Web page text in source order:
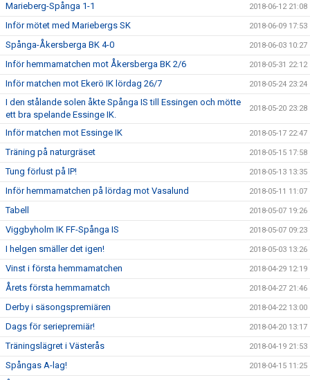
Marieberg-Spånga 1-1 2018-06-12 21:08
Inför mötet med Mariebergs SK 2018-06-09 17:53
Spånga-Åkersberga BK 4-0 2018-06-03 10:27
Inför hemmamatchen mot Åkersberga BK 2/6 2018-05-31 22:12
Inför matchen mot Ekerö IK lördag 26/7 2018-05-24 23:24
I den stålande solen åkte Spånga IS till Essingen och mötte
ett bra spelande Essinge IK.
2018-05-20 23:28
Inför matchen mot Essinge IK 2018-05-17 22:47
Träning på naturgräset 2018-05-15 17:58
Tung förlust på IP! 2018-05-13 13:35
Inför hemmamatchen på lördag mot Vasalund 2018-05-11 11:07
Tabell 2018-05-07 19:26
Viggbyholm IK FF-Spånga IS 2018-05-07 09:23
I helgen smäller det igen! 2018-05-03 13:26
Vinst i första hemmamatchen 2018-04-29 12:19
Årets första hemmamatch 2018-04-27 21:46
Derby i säsongspremiären 2018-04-22 13:00
Dags för seriepremiär! 2018-04-20 13:17
Träningslägret i Västerås 2018-04-19 21:53
Spångas A-lag! 2018-04-15 11:25